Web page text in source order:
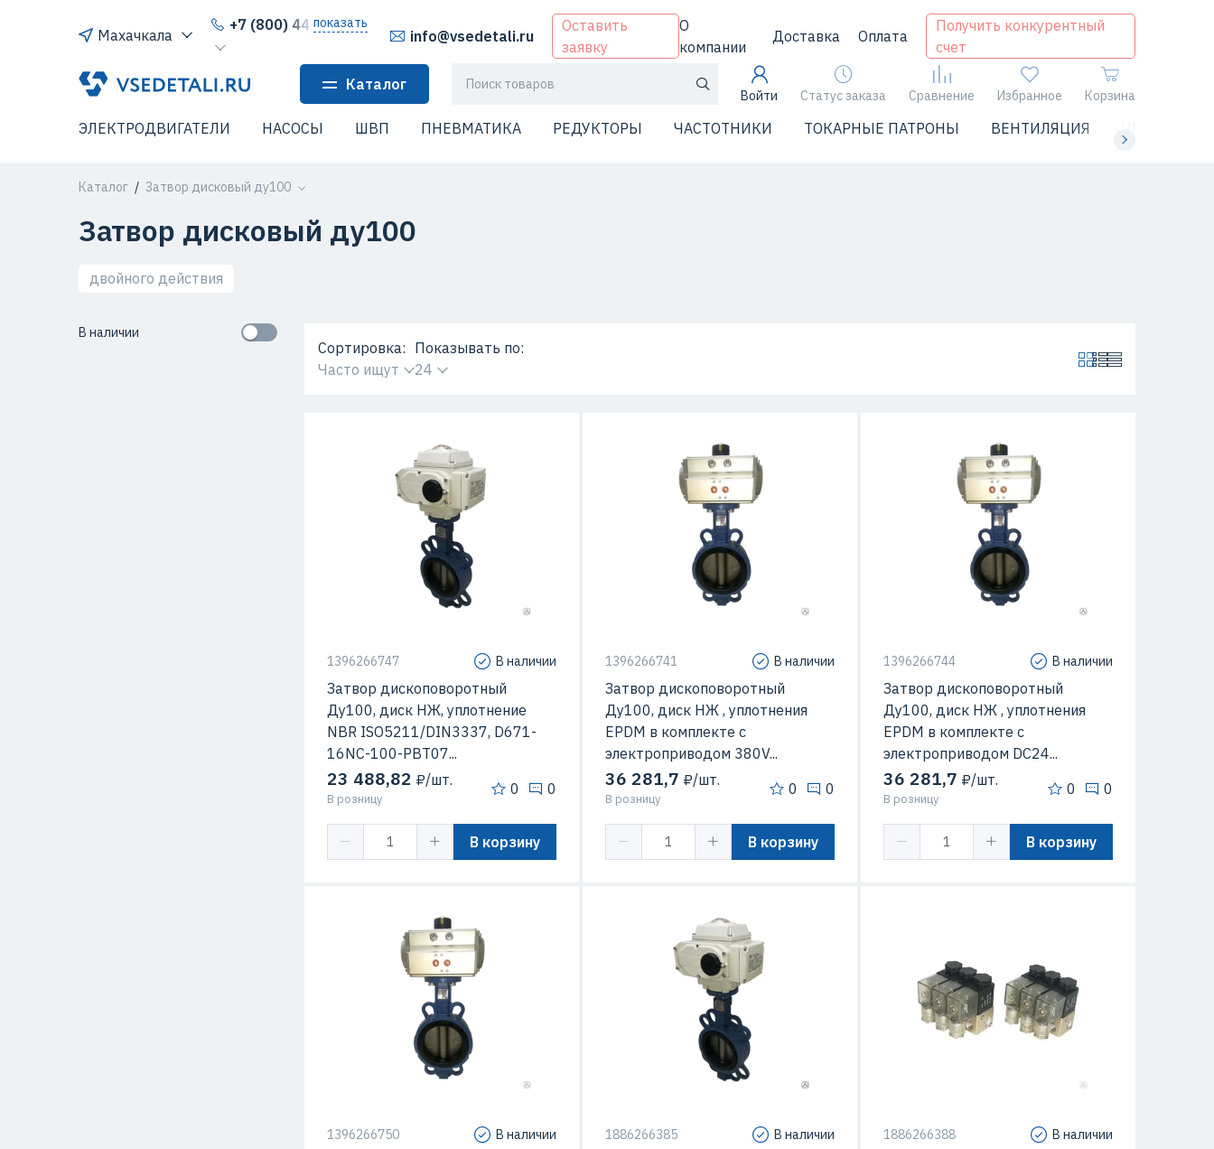
Махачкала
+7 (800) 444-64-80
показать
info@vsedetali.ru
Оставить
заявку
О
компании
Доставка Оплата
Получить конкурентный
счет
Каталог
Войти Статус заказа Сравнение Избранное Корзина
ЭЛЕКТРОДВИГАТЕЛИ НАСОСЫ ШВП ПНЕВМАТИКА РЕДУКТОРЫ ЧАСТОТНИКИ ТОКАРНЫЕ ПАТРОНЫ ВЕНТИЛЯЦИЯ ЧИЛЛЕРЫ
Каталог Затвор дисковый ду100
Затвор дисковый ду100
двойного действия
В наличии
Сортировка:
Часто ищут
Показывать по:
24
1396266747 В наличии
Затвор дископоворотный
Ду100, диск НЖ, уплотнение
NBR ISO5211/DIN3337, D671-
16NC-100-PBT07...
23 488,82 ₽/шт.
В розницу
0 0
В корзину
1396266741 В наличии
Затвор дископоворотный
Ду100, диск НЖ , уплотнения
EPDM в комплекте с
электроприводом 380V...
36 281,7 ₽/шт.
В розницу
0 0
В корзину
1396266744 В наличии
Затвор дископоворотный
Ду100, диск НЖ , уплотнения
EPDM в комплекте с
электроприводом DC24...
36 281,7 ₽/шт.
В розницу
0 0
В корзину
1396266750 В наличии 1886266385 В наличии 1886266388 В наличии